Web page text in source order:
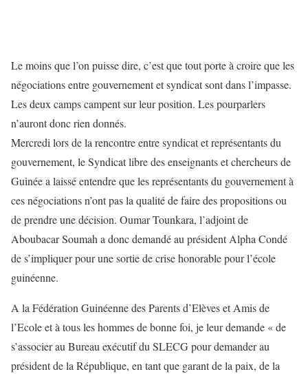
Le moins que l’on puisse dire, c’est que tout porte à croire que les
négociations entre gouvernement et syndicat sont dans l’impasse.
Les deux camps campent sur leur position. Les pourparlers
n’auront donc rien donnés.
Mercredi lors de la rencontre entre syndicat et représentants du
gouvernement, le Syndicat libre des enseignants et chercheurs de
Guinée a laissé entendre que les représentants du gouvernement à
ces négociations n’ont pas la qualité de faire des propositions ou
de prendre une décision. Oumar Tounkara, l’adjoint de
Aboubacar Soumah a donc demandé au président Alpha Condé
de s’impliquer pour une sortie de crise honorable pour l’école
guinéenne.
A la Fédération Guinéenne des Parents d’Elèves et Amis de
l’Ecole et à tous les hommes de bonne foi, je leur demande « de
s’associer au Bureau exécutif du SLECG pour demander au
président de la République, en tant que garant de la paix, de la